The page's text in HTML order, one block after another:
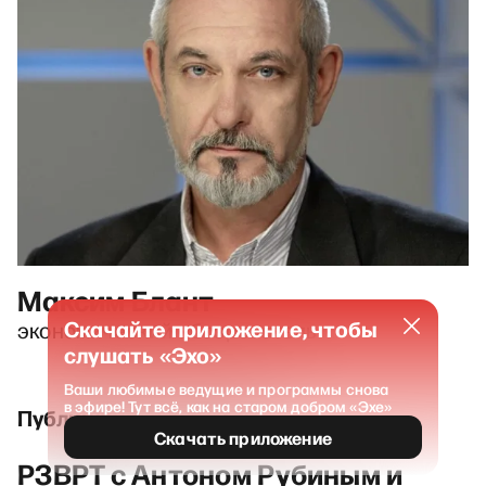
Максим Блант
экономический обозреватель
Публикации и выпуски
РЗВРТ с Антоном Рубиным и
Скачайте приложение, чтобы
слушать «Эхо»
Ваши любимые ведущие и программы снова
в эфире! Тут всё, как на старом добром «Эхе»
Скачать приложение